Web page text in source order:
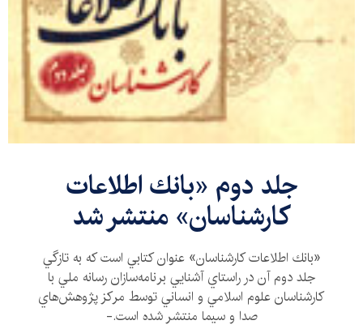
جلد دوم «بانك اطلاعات
كارشناسان» منتشر شد
«بانك اطلاعات كارشناسان» عنوان كتابي است كه به تازگي
جلد دوم آن در راستاي آشنايي برنامه‌سازان رسانه ملي با
كارشناسان علوم اسلامي و انساني توسط مركز پژوهش‌هاي
صدا و سيما منتشر شده است.-